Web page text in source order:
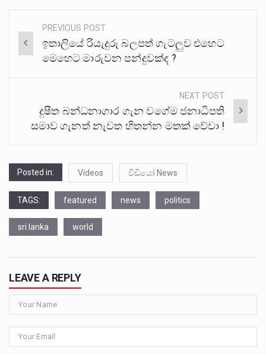
Post
navigation
PREVIOUS POST
ඉතාලියේ රියැදුරු බලපත් ගැටලුව එහෙට
මෙහෙට මාරුවන පන්දුවක්ද ?
NEXT POST
දුෂීත බන්ධනාගාර ගැන වගේම ජනාධිපති
සමාව ගැනත් නැවත හිතන්න මතක් වේවා !
Posted in: Videos වීඩියෝ News
TAGS: featured news politics
sri lanka world
LEAVE A REPLY